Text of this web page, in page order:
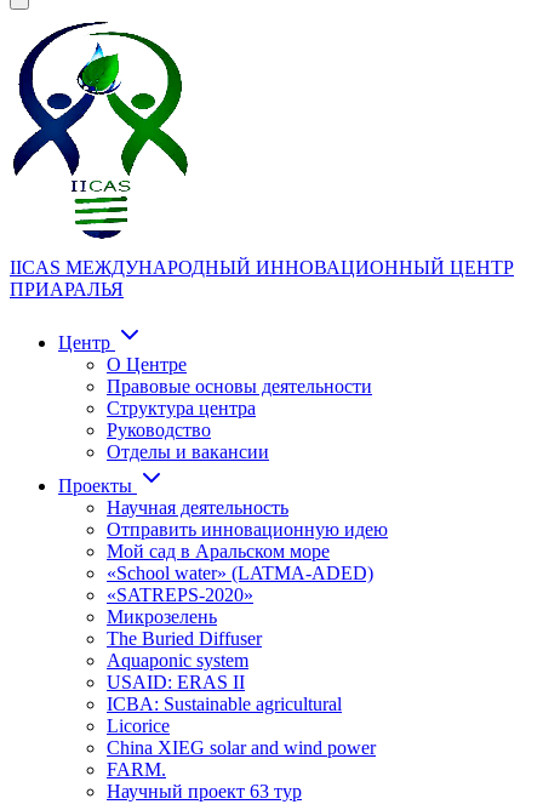
IICAS МЕЖДУНАРОДНЫЙ ИННОВАЦИОННЫЙ ЦЕНТР
ПРИАРАЛЬЯ
Центр
О Центре
Правовые основы деятельности
Структура центра
Руководство
Отделы и вакансии
Проекты
Научная деятельность
Отправить инновационную идею
Мой сад в Аральском море
«School water» (LATMA-ADED)
«SATREPS-2020»
Микрозелень
The Buried Diffuser
Aquaponic system
USAID: ERAS II
ICBA: Sustainable agricultural
Licorice
China XIEG solar and wind power
FARM.
Научный проект 63 тур